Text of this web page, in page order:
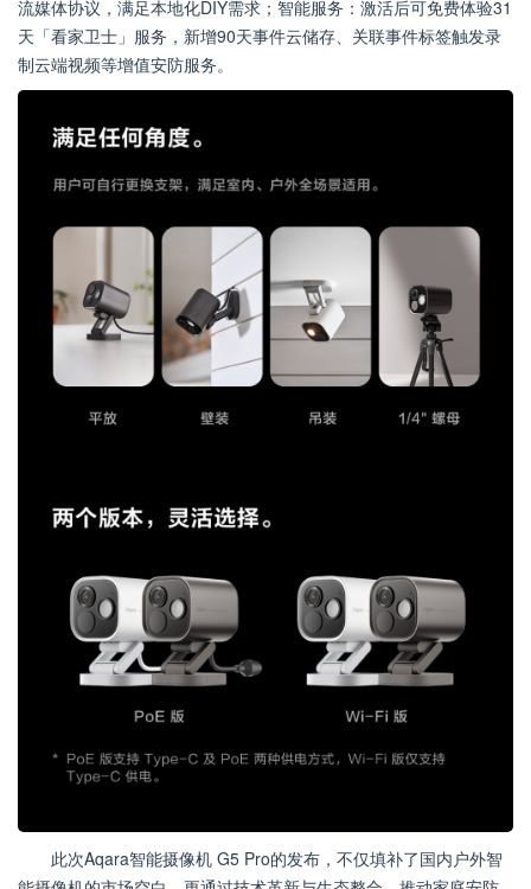
流媒体协议，满足本地化DIY需求；智能服务：激活后可免费体验31
天「看家卫士」服务，新增90天事件云储存、关联事件标签触发录
制云端视频等增值安防服务。
此次Aqara智能摄像机 G5 Pro的发布，不仅填补了国内户外智